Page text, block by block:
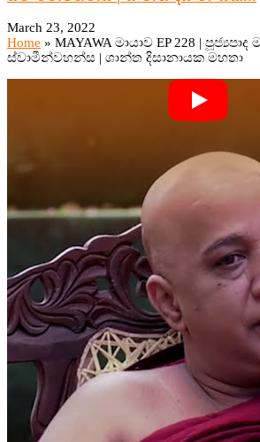
March 23, 2022
Home » MAYAWA මායාව EP 228 |
ස්වාමීන්වහන්ස | ශාන්ත දිසානායක මහතා